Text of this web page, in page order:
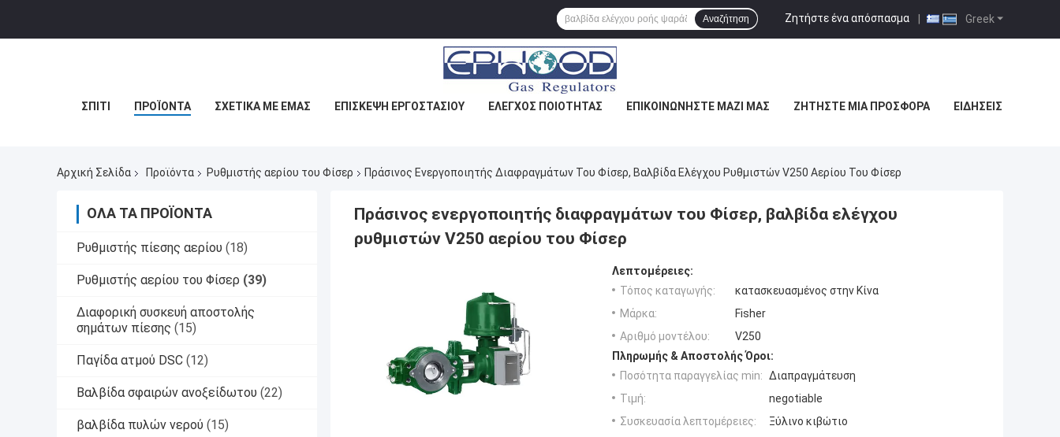
Greek
Ζητήστε ένα απόσπασμα |
Αναζήτηση
ΣΠΊΤΙ ΠΡΟΪΌΝΤΑ ΣΧΕΤΙΚΆ ΜΕ ΕΜΆΣ ΕΠΙΣΚΕΨΉ ΕΡΓΟΣΤΑΣΊΟΥ ΈΛΕΓΧΟΣ ΠΟΙΌΤΗΤΑΣ ΕΠΙΚΟΙΝΩΝΉΣΤΕ ΜΑΖΊ ΜΑΣ ΖΗΤΉΣΤΕ ΜΙΑ ΠΡΟΣΦΟΡΆ ΕΙΔΉΣΕΙΣ
Αρχική Σελίδα Προϊόντα Ρυθμιστής αερίου του Φίσερ Πράσινος Ενεργοποιητής Διαφραγμάτων Του Φίσερ, Βαλβίδα Ελέγχου Ρυθμιστών V250 Αερίου Του Φίσερ
ΌΛΑ ΤΑ ΠΡΟΪΌΝΤΑ
Ρυθμιστής πίεσης αερίου (18)
Ρυθμιστής αερίου του Φίσερ (39)
Διαφορική συσκευή αποστολής
σημάτων πίεσης (15)
Παγίδα ατμού DSC (12)
Βαλβίδα σφαιρών ανοξείδωτου (22)
βαλβίδα πυλών νερού (15)
Πράσινος ενεργοποιητής διαφραγμάτων του Φίσερ, βαλβίδα ελέγχου
ρυθμιστών V250 αερίου του Φίσερ
Λεπτομέρειες:
Τόπος καταγωγής:
κατασκευασμένος στην Κίνα
Μάρκα:
Fisher
Αριθμό μοντέλου:
V250
Πληρωμής & Αποστολής Όροι:
Ποσότητα παραγγελίας min: Διαπραγμάτευση
Τιμή:
negotiable
Συσκευασία λεπτομέρειες:
Ξύλινο κιβώτιο